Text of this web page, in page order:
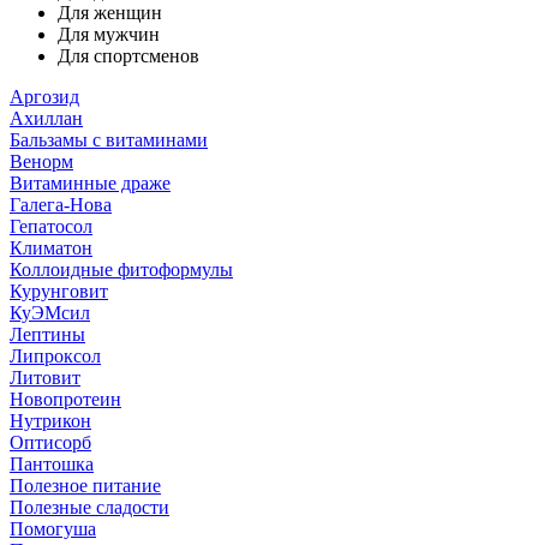
Для женщин
Для мужчин
Для спортсменов
Аргозид
Ахиллан
Бальзамы с витаминами
Венорм
Витаминные драже
Галега-Нова
Гепатосол
Климатон
Коллоидные фитоформулы
Курунговит
КуЭМсил
Лептины
Липроксол
Литовит
Новопротеин
Нутрикон
Оптисорб
Пантошка
Полезное питание
Полезные сладости
Помогуша